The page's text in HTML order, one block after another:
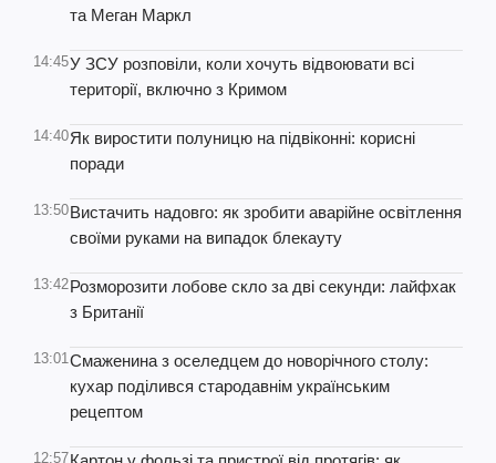
та Меган Маркл
14:45У ЗСУ розповіли, коли хочуть відвоювати всі
території, включно з Кримом
14:40Як виростити полуницю на підвіконні: корисні
поради
13:50Вистачить надовго: як зробити аварійне освітлення
своїми руками на випадок блекауту
13:42Розморозити лобове скло за дві секунди: лайфхак
з Британії
13:01Смаженина з оселедцем до новорічного столу:
кухар поділився стародавнім українським
рецептом
12:57